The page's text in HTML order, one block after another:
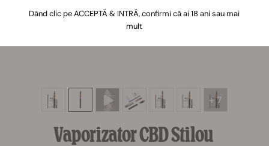
+ 7
VaporizatorCBDStilou
Dând clic pe ACCEPTĂ & INTRĂ, confirmi că ai 18 ani sau mai
mult